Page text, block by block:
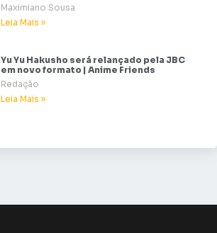
Maximiano Sousa
Leia Mais »
Yu Yu Hakusho será relançado pela JBC
em novo formato | Anime Friends
Redação
Leia Mais »